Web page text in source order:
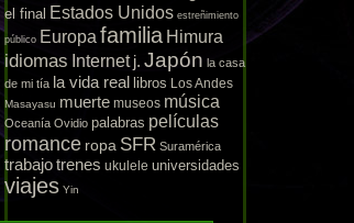
el final Estados Unidos estreñimiento
público Europa familia Himura
idiomas Internet j. Japón la casa
de mi tía la vida real libros Los Andes
Masayasu muerte museos música
Oceanía Ovidio palabras películas
romance ropa SFR Suramérica
trabajotrenes ukulele universidades
viajes Yin